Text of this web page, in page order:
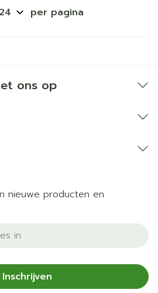
per pagina
ons op
nieuwe producten en
Inschrijven